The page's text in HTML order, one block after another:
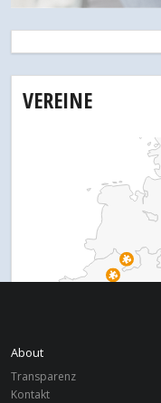
VEREINE
About
Transparenz
Kontakt